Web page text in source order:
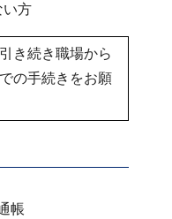
い方
き続き職場から
の手続きをお願
帳